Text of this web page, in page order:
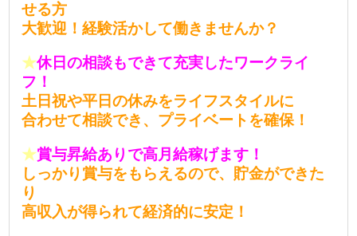
せる方
大歓迎！経験活かして働きませんか？
★休日の相談もできて充実したワークライ
フ！
土日祝や平日の休みをライフスタイルに
合わせて相談でき、プライベートを確保！
★賞与昇給ありで高月給稼げます！
しっかり賞与をもらえるので、貯金ができた
り
高収入が得られて経済的に安定！